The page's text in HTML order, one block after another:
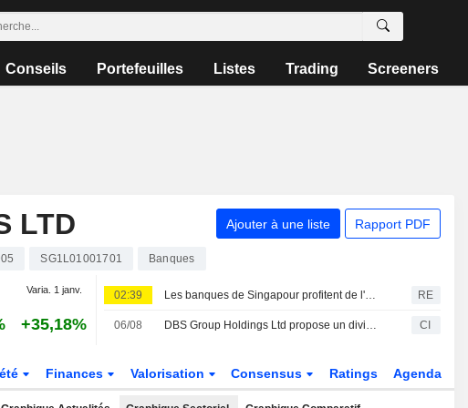
Conseils Portefeuilles Listes Trading Screeners
LTD Ajouter à une liste Rapport PDF
SG1L01001701 Banques
Varia. 1 janv.
+35,18%
02:39 Les banques de Singapour profitent de l'essor de la gestion de fortune en Asie pour contrer les vents contraires sur les taux RE
06/08 DBS Group Holdings Ltd propose un dividende intérimaire exonéré d'impôt pour le deuxième trimestre clos le 30 juin 2026, payable vers le 25 août 2026 CI
Finances Valorisation Consensus Ratings Agenda